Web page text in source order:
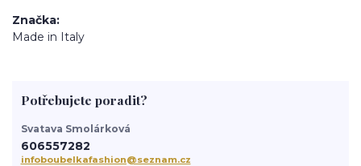
Značka
Made in Italy
Potřebujete poradit?
Svatava Smolárková
606557282
infoboubelkafashion@seznam.cz